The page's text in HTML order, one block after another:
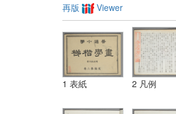
再版 Viewer
1 表紙 2 凡例